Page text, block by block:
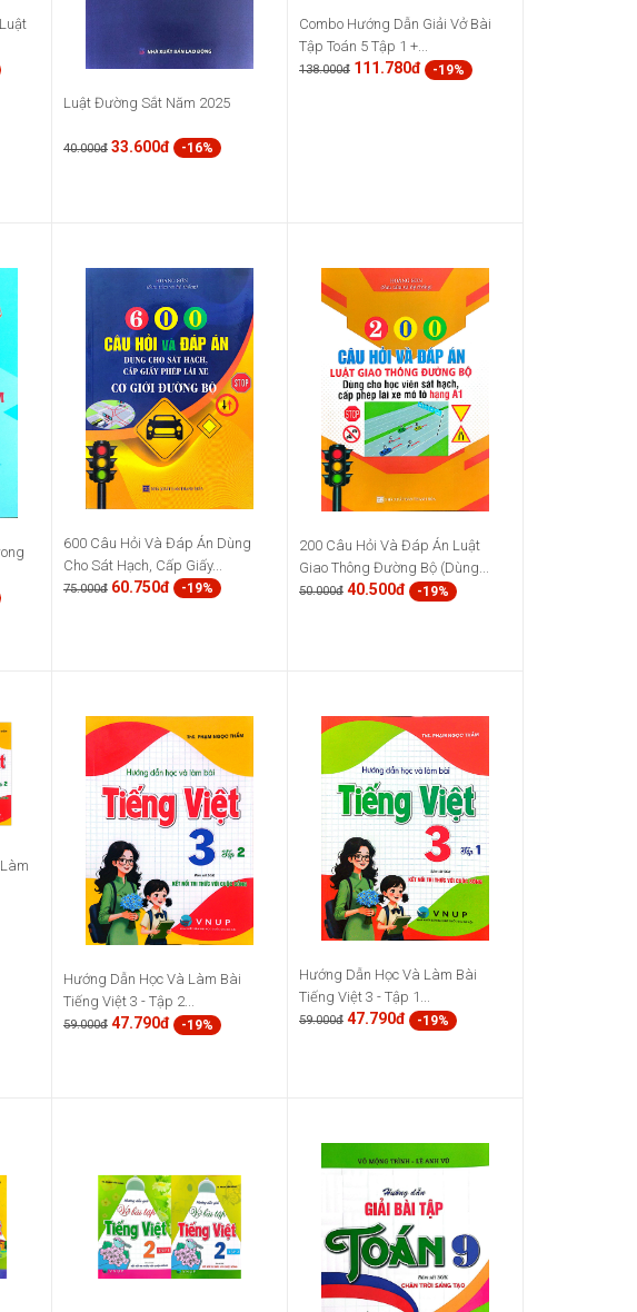
Luật Đường Sắt Năm 2025
40.000đ 33.600đ -16%
Combo Hướng Dẫn Giải Vở Bài
Tập Toán 5 Tập 1 +...
138.000đ 111.780đ -19%
600 Câu Hỏi Và Đáp Án Dùng
Cho Sát Hạch, Cấp Giấy...
75.000đ 60.750đ -19%
200 Câu Hỏi Và Đáp Án Luật
Giao Thông Đường Bộ (Dùng...
50.000đ 40.500đ -19%
Hướng Dẫn Học Và Làm Bài
Tiếng Việt 3 - Tập 2...
59.000đ 47.790đ -19%
Hướng Dẫn Học Và Làm Bài
Tiếng Việt 3 - Tập 1...
59.000đ 47.790đ -19%